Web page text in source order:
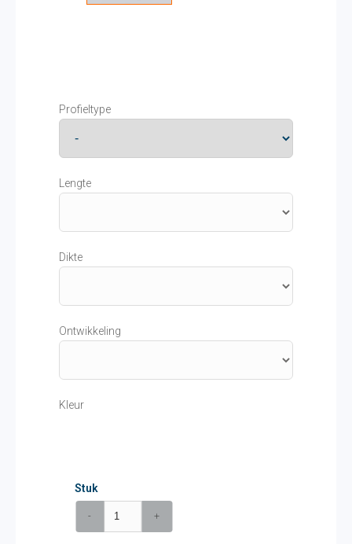
Profieltype
Lengte
Dikte
Ontwikkeling
Kleur
Stuk
- +